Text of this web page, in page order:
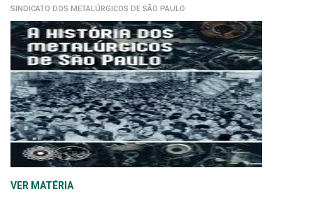
SINDICATO DOS METALÚRGICOS DE SÃO PAULO
VER MATÉRIA